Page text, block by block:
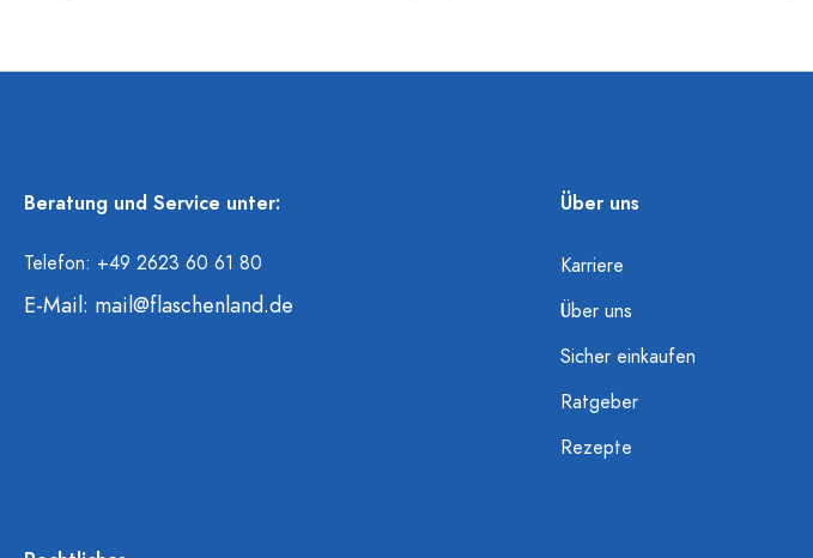
Beratung und Service unter:
Telefon: +49 2623 60 61 80
E-Mail: mail@flaschenland.de
Über uns
Karriere
Über uns
Sicher einkaufen
Ratgeber
Rezepte